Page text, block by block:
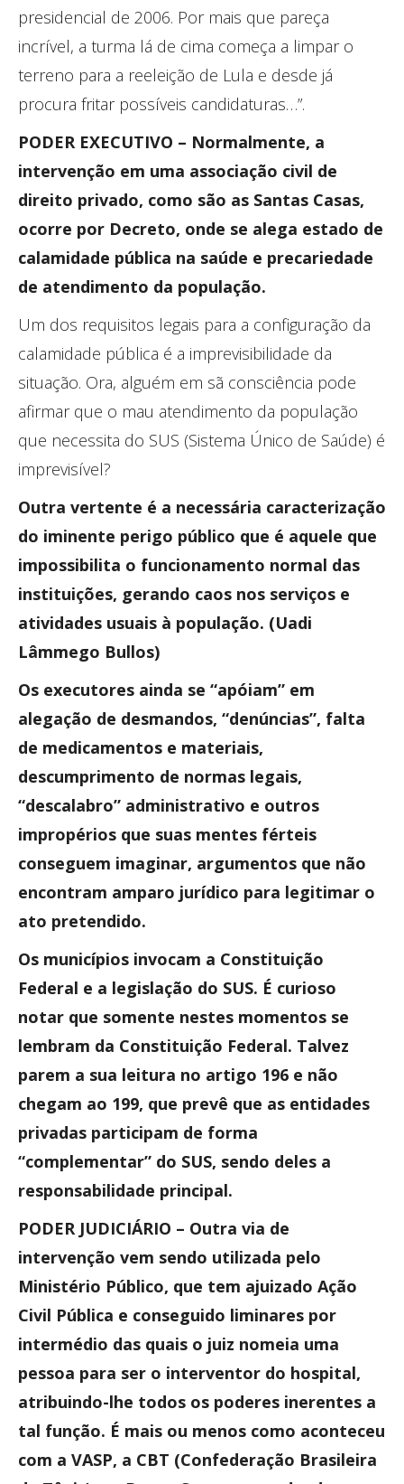
presidencial de 2006. Por mais que pareça
incrível, a turma lá de cima começa a limpar o
terreno para a reeleição de Lula e desde já
procura fritar possíveis candidaturas…”.
PODER EXECUTIVO – Normalmente, a
intervenção em uma associação civil de
direito privado, como são as Santas Casas,
ocorre por Decreto, onde se alega estado de
calamidade pública na saúde e precariedade
de atendimento da população.
Um dos requisitos legais para a configuração da
calamidade pública é a imprevisibilidade da
situação. Ora, alguém em sã consciência pode
afirmar que o mau atendimento da população
que necessita do SUS (Sistema Único de Saúde) é
imprevisível?
Outra vertente é a necessária caracterização
do iminente perigo público que é aquele que
impossibilita o funcionamento normal das
instituições, gerando caos nos serviços e
atividades usuais à população. (Uadi
Lâmmego Bullos)
Os executores ainda se “apóiam” em
alegação de desmandos, “denúncias”, falta
de medicamentos e materiais,
descumprimento de normas legais,
“descalabro” administrativo e outros
impropérios que suas mentes férteis
conseguem imaginar, argumentos que não
encontram amparo jurídico para legitimar o
ato pretendido.
Os municípios invocam a Constituição
Federal e a legislação do SUS. É curioso
notar que somente nestes momentos se
lembram da Constituição Federal. Talvez
parem a sua leitura no artigo 196 e não
chegam ao 199, que prevê que as entidades
privadas participam de forma
“complementar” do SUS, sendo deles a
responsabilidade principal.
PODER JUDICIÁRIO – Outra via de
intervenção vem sendo utilizada pelo
Ministério Público, que tem ajuizado Ação
Civil Pública e conseguido liminares por
intermédio das quais o juiz nomeia uma
pessoa para ser o interventor do hospital,
atribuindo-lhe todos os poderes inerentes a
tal função. É mais ou menos como aconteceu
com a VASP, a CBT (Confederação Brasileira